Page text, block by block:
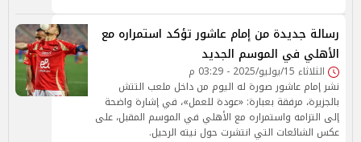
رسالة جديدة من إمام عاشور تؤكد استمراره مع
الأهلي في الموسم الجديد
الثلاثاء 15/يوليو/2025 - 03:29 م
نشر إمام عاشور صورة له اليوم من داخل ملعب التتش
بالجزيرة، مرفقة بعبارة: «عودة للعمل»، في إشارة واضحة
إلى التزامه واستمراره مع الأهلي في الموسم المقبل، على
عكس الشائعات التي انتشرت حول نيته الرحيل.